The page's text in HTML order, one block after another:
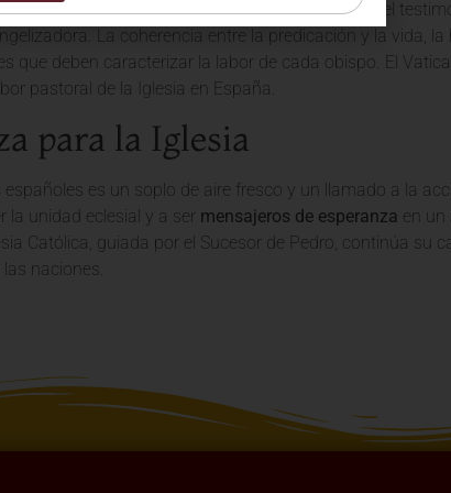
el Papa León XIV, haciendo hincapié en que el
La coherencia entre la predicación y la vida, la
que deben caracterizar la labor de cada obispo. El
pastoral de la Iglesia en España.
para la Iglesia
españoles es un soplo de aire fresco y un llamado a la
la unidad eclesial y a ser mensajeros de esperanza en un
Católica, guiada por el Sucesor de Pedro, continúa su
naciones.